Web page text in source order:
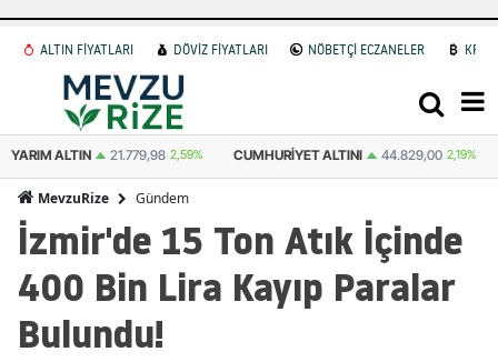
ALTIN FİYATLARI DÖVİZ FİYATLARI NÖBETÇİ ECZANELER
CUMHURIYET ALTINI 44.829,00 2,19% ATA ALTIN 44.533,00 2,60%
MevzuRize Gündem
İzmir'de 15 Ton Atık İçinde
400 Bin Lira Kayıp Paralar
Bulundu!